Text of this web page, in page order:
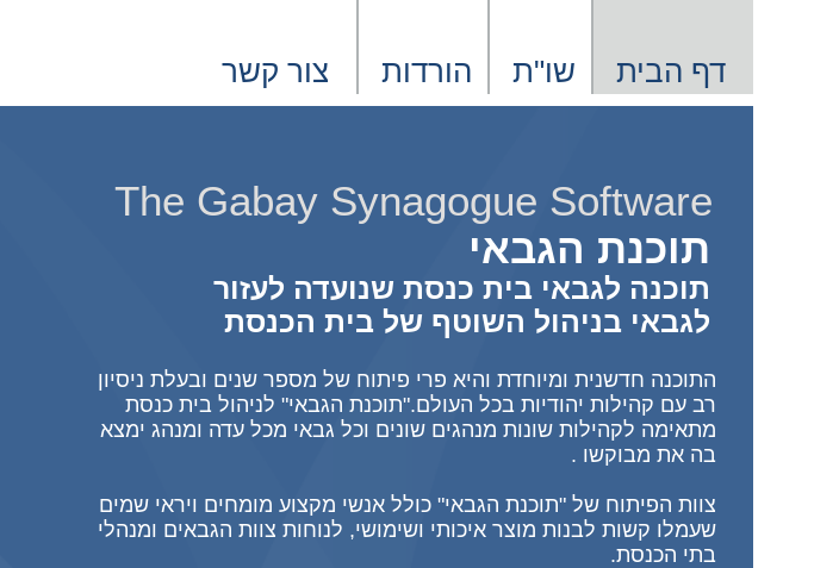
דף הבית שו"ת הורדות צור קשר
תוכנת הגבאי
תוכנה לגבאי בית כנסת שנועדה לעזור
לגבאי בניהול השוטף של בית הכנסת
התוכנה חדשנית ומיוחדת והיא פרי פיתוח של מספר שנים ובעלת ניסיון
רב עם קהילות יהודיות בכל העולם."תוכנת הגבאי" לניהול בית כנסת
מתאימה לקהילות שונות מנהגים שונים וכל גבאי מכל עדה ומנהג ימצא
בה את מבוקשו .
צוות הפיתוח של "תוכנת הגבאי" כולל אנשי מקצוע מומחים ויראי שמים
שעמלו קשות לבנות מוצר איכותי ושימושי, לנוחות צוות הגבאים ומנהלי
בתי הכנסת.